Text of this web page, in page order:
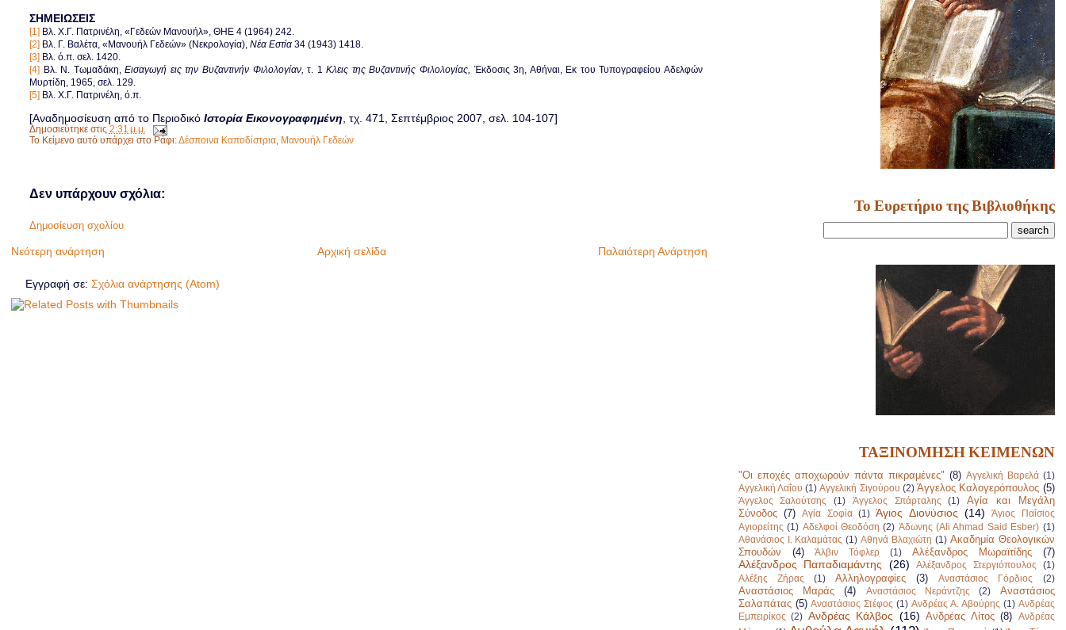
ΣΗΜΕΙΩΣΕΙΣ
[1]Βλ. Χ.Γ. Πατρινέλη, «Γεδεών Μανουήλ», ΘΗΕ 4 (1964) 242.
[2]Βλ. Γ. Βαλέτα, «Μανουήλ Γεδεών» (Νεκρολογία), Νέα Εστία34 (1943) 1418.
[3]Βλ. ό.π. σελ. 1420.
[4]Βλ. Ν. Τωμαδάκη,Εισαγωγή εις την Βυζαντινήν Φιλολογίαν, τ. 1Κλεις της Βυζαντινής Φιλολογίας, Έκδοσις 3η, Αθήναι, Εκ του Τυπογραφείου Αδελφών
Μυρτίδη, 1965, σελ. 129.
[5]Βλ. Χ.Γ. Πατρινέλη, ό.π.
[Αναδημοσίευση από το Περιοδικό Ιστορία Εικονογραφημένη , τχ. 471, Σεπτέμβριος 2007, σελ. 104-107]
Δημοσιεύτηκε στις 2:31 μ.μ.
Το Κείμενο αυτό υπάρχει στο Ράφι:Δέσποινα Καποδίστρια, Μανουήλ Γεδεών
Δεν υπάρχουν σχόλια:
Δημοσίευση σχολίου
Νεότερη ανάρτηση Παλαιότερη Ανάρτηση
Αρχική σελίδα
Εγγραφή σε: Σχόλια ανάρτησης (Atom)
Το Ευρετήριο της Βιβλιοθήκης
ΤΑΞΙΝΟΜΗΣΗ ΚΕΙΜΕΝΩΝ
"Οι εποχές αποχωρούν πάντα πικραμένες" (8) Αγγελική Βαρελά (1)
Αγγελική Λαΐου (1) Αγγελική Σιγούρου (2) Άγγελος Καλογερόπουλος (5)
Άγγελος Σαλούτσης (1) Άγγελος Σπάρταλης (1)
Αγία και Μεγάλη
Σύνοδος (7) Αγία Σοφία (1) Άγιος Διονύσιος (14)
Άγιος Παΐσιος
Αγιορείτης (1) Αδελφοί Θεοδόση (2) Άδωνης (Ali Ahmad Said Esber) (1)
Αθανάσιος Ι. Καλαμάτας (1) Αθηνά Βλαχιώτη (1) Ακαδημία Θεολογικών
Σπουδών
(4) Άλβιν Τόφλερ (1) Αλέξανδρος Μωραϊτίδης (7)
Αλέξανδρος Παπαδιαμάντης (26) Αλέξανδρος Στεργιόπουλος
(1)
Αλέξης Ζήρας
(1) Αλληλογραφίες (3) Αναστάσιος Γόρδιος (2)
Αναστάσιος Μαράς (4) Αναστάσιος Νεράντζης (2)
Αναστάσιος
Σαλαπάτας (5) Αναστάσιος Στέφος (1) Ανδρέας Α. Αβούρης (1) Ανδρέας
Εμπειρίκος
(2) Ανδρέας Κάλβος (16) Ανδρέας Λίτος (8)
Ανδρέας